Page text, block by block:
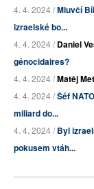
4. 4. 2024 /Mluvčí
izraelské bo...
4. 4. 2024 /Daniel
génocidaires?
4. 4. 2024 /Matěj
4. 4. 2024 /Šéf
miliard do...
4. 4. 2024 /Byl
pokusem vtáh...